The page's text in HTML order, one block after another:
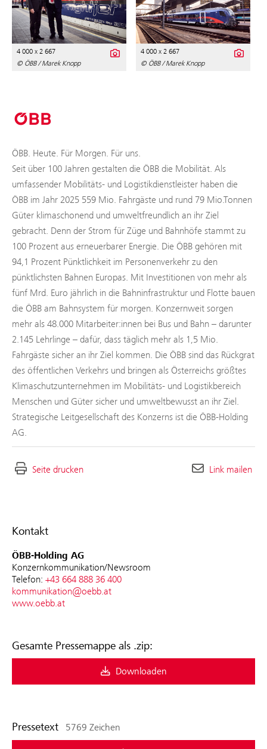
Kontakt
ÖBB-Holding AG
Konzernkommunikation/Newsroom
Telefon: +43 664 888 36 400
kommunikation@oebb.at
www.oebb.at
Gesamte Pressemappe als .zip:
Downloaden
Pressetext 5769 Zeichen
4 000 x 2 667
© ÖBB / Marek Knopp
4 000 x 2 667
© ÖBB / Marek Knopp
ÖBB. Heute. Für Morgen. Für uns.
Seit über 100 Jahren gestalten die ÖBB die Mobilität. Als
umfassender Mobilitäts- und Logistikdienstleister haben die
ÖBB im Jahr 2025 559 Mio. Fahrgäste und rund 79 Mio.Tonnen
Güter klimaschonend und umweltfreundlich an ihr Ziel
gebracht. Denn der Strom für Züge und Bahnhöfe stammt zu
100 Prozent aus erneuerbarer Energie. Die ÖBB gehören mit
94,1 Prozent Pünktlichkeit im Personenverkehr zu den
pünktlichsten Bahnen Europas. Mit Investitionen von mehr als
fünf Mrd. Euro jährlich in die Bahninfrastruktur und Flotte bauen
die ÖBB am Bahnsystem für morgen. Konzernweit sorgen
mehr als 48.000 Mitarbeiter:innen bei Bus und Bahn – darunter
2.145 Lehrlinge – dafür, dass täglich mehr als 1,5 Mio.
Fahrgäste sicher an ihr Ziel kommen. Die ÖBB sind das Rückgrat
des öffentlichen Verkehrs und bringen als Österreichs größtes
Klimaschutzunternehmen im Mobilitäts- und Logistikbereich
Menschen und Güter sicher und umweltbewusst an ihr Ziel.
Strategische Leitgesellschaft des Konzerns ist die ÖBB-Holding
AG.
Seite drucken Link mailen